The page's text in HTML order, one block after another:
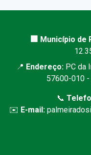
🏢 Município de
📍 Endereço: PC da
57600-010
📞
✉️ E-mail: